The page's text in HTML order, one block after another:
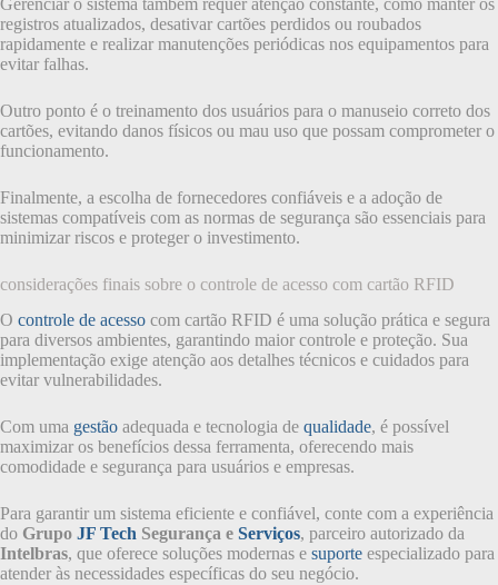
registros atualizados, desativar cartões perdidos ou roubados
rapidamente e realizar manutenções periódicas nos equipamentos para
evitar falhas.
Outro ponto é o treinamento dos usuários para o manuseio correto dos
cartões, evitando danos físicos ou mau uso que possam comprometer o
funcionamento.
Finalmente, a escolha de fornecedores confiáveis e a adoção de
sistemas compatíveis com as normas de segurança são essenciais para
minimizar riscos e proteger o investimento.
considerações finais sobre o controle de acesso com cartão RFID
O controle de acesso com cartão RFID é uma solução prática e segura
para diversos ambientes, garantindo maior controle e proteção. Sua
implementação exige atenção aos detalhes técnicos e cuidados para
evitar vulnerabilidades.
Com uma gestão adequada e tecnologia de qualidade, é possível
maximizar os benefícios dessa ferramenta, oferecendo mais
comodidade e segurança para usuários e empresas.
Para garantir um sistema eficiente e confiável, conte com a experiência
do Grupo JF Tech Segurança e Serviços, parceiro autorizado da
Intelbras, que oferece soluções modernas e suporte especializado para
atender às necessidades específicas do seu negócio.